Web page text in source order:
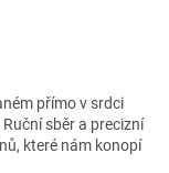
přímo v srdci
sběr a precizní
které nám konopí